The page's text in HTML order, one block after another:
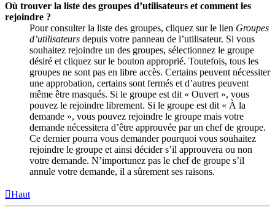
Où trouver la liste des groupes d’utilisateurs et comment les
rejoindre ?
Pour consulter la liste des groupes, cliquez sur le lien Groupes
d’utilisateurs depuis votre panneau de l’utilisateur. Si vous
souhaitez rejoindre un des groupes, sélectionnez le groupe
désiré et cliquez sur le bouton approprié. Toutefois, tous les
groupes ne sont pas en libre accès. Certains peuvent nécessiter
une approbation, certains sont fermés et d’autres peuvent
même être masqués. Si le groupe est dit « Ouvert », vous
pouvez le rejoindre librement. Si le groupe est dit « À la
demande », vous pouvez rejoindre le groupe mais votre
demande nécessitera d’être approuvée par un chef de groupe.
Ce dernier pourra vous demander pourquoi vous souhaitez
rejoindre le groupe et ainsi décider s’il approuvera ou non
votre demande. N’importunez pas le chef de groupe s’il
annule votre demande, il a sûrement ses raisons.
Haut